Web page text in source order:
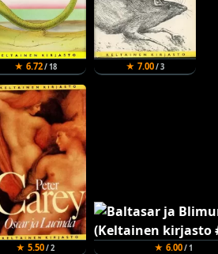
★ 6.72/ 18 ★ 7.00/ 3
★ 5.50/ 2 ★ 6.00/ 1